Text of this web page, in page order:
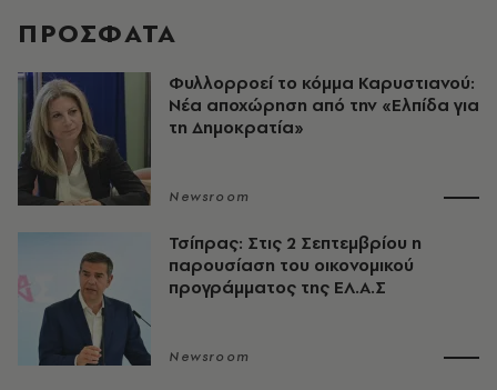
ΠΡΟΣΦΑΤΑ
Φυλλορροεί το κόμμα Καρυστιανού:
Νέα αποχώρηση από την «Ελπίδα για
τη Δημοκρατία»
Newsroom
Τσίπρας: Στις 2 Σεπτεμβρίου η
παρουσίαση του οικονομικού
προγράμματος της ΕΛ.Α.Σ
Newsroom